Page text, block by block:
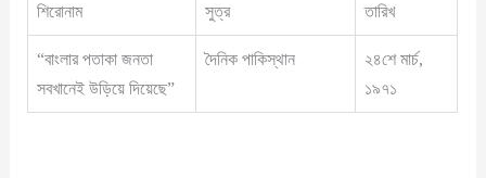
শিরোনাম সুত্র তারিখ
“বাংলার পতাকা জনতা
সবখানেই উড়িয়ে দিয়েছে”
দৈনিক পাকিস্থান
২৪শে মার্চ,
১৯৭১